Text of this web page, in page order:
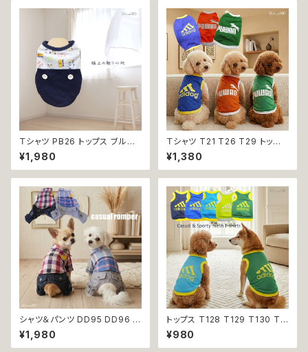
服 オシャレ かわいい 小型犬 返
Ｔシャツ PB26 トップス ブルー
野球 くま ドックウェア 小型犬
犬 猫 dog cat ペット 服 犬服
返品交換不可
¥1,980
Ｔシャツ T21 T26 T29 トップ
ス ノースリーブ メッシュ 夏 蒸
れにくい 犬 猫 ペット 犬の服 猫
の服 犬服 猫服 返品交換不可
¥1,380
シャツ＆パンツ DD95 DD96 チ
ェック柄 星柄 半袖 つなぎ オー
ルインワン カバーオール 犬用
¥1,980
トップス T128 T129 T130 T1
31 T132 Ｔシャツ 1-7号 小型
犬用 スポーティー カジュアル
¥980